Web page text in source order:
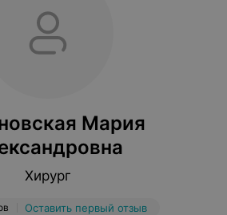
Мария
Хирург
Оставить первый отзыв